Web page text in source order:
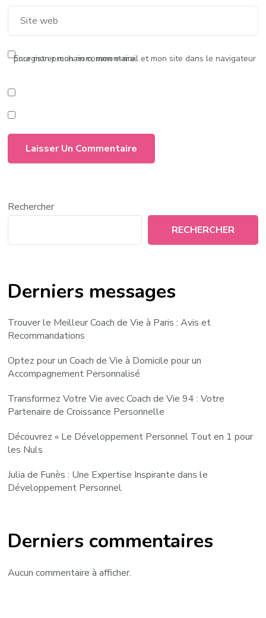
Enregistrer mon nom, mon e-mail et mon site dans le navigateur pour mon prochain commentaire.
Rechercher
RECHERCHER
Derniers messages
Trouver le Meilleur Coach de Vie à Paris : Avis et
Recommandations
Optez pour un Coach de Vie à Domicile pour un
Accompagnement Personnalisé
Transformez Votre Vie avec Coach de Vie 94 : Votre
Partenaire de Croissance Personnelle
Découvrez « Le Développement Personnel Tout en 1 pour
les Nuls
Julia de Funès : Une Expertise Inspirante dans le
Développement Personnel
Derniers commentaires
Aucun commentaire à afficher.